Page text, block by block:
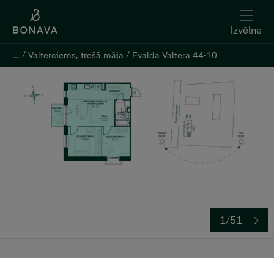
Izvēlne
... / Valterciems, trešā māja / Evalda Valtera 44-10
1/51
Izvēlne
... / Valterciems, trešā māja / Evalda Valtera 44-10